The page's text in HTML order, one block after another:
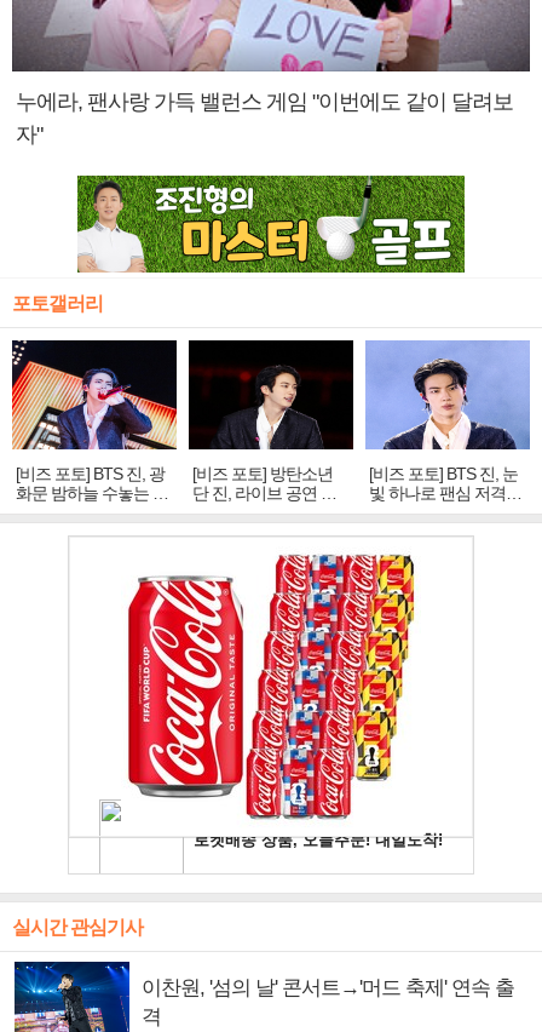
누에라, 팬사랑 가득 밸런스 게임 "이번에도 같이 달려보
자"
포토갤러리
[비즈 포토] BTS 진, 광
화문 밤하늘 수놓는 '비
주얼 킹'의 열창
[비즈 포토] 방탄소년
단 진, 라이브 공연 중
빛나는 독보적 아우라
[비즈 포토] BTS 진, 눈
빛 하나로 팬심 저격…
독보적 카리스마
실시간 관심기사
이찬원, '섬의 날' 콘서트→'머드 축제' 연속 출
격